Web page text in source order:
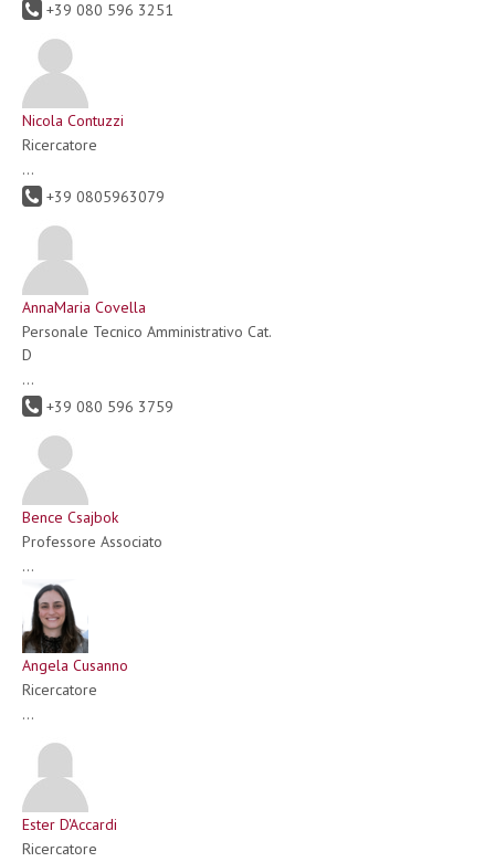
+39 080 596 3251
Nicola Contuzzi
Ricercatore
...
+39 0805963079
AnnaMaria Covella
Personale Tecnico Amministrativo Cat.
D
...
+39 080 596 3759
Bence Csajbok
Professore Associato
...
Angela Cusanno
Ricercatore
...
Ester D'Accardi
Ricercatore